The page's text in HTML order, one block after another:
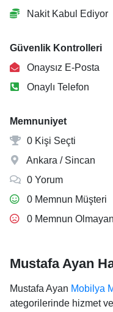
Nakit Kabul Ediyor
Güvenlik Kontrolleri
Onaysız E-Posta
Onaylı Telefon
Memnuniyet
0 Kişi Seçti
Ankara / Sincan
0 Yorum
0 Memnun Müşteri
0 Memnun
Mustafa Ayan
Mustafa Ayan Mobilya
ategorilerinde hizmet